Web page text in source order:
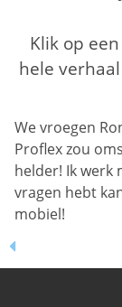
Klik op
hele